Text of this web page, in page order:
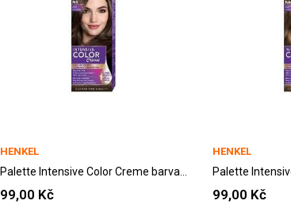
HENKEL
99,00 Kč
HENKEL
99,00 Kč